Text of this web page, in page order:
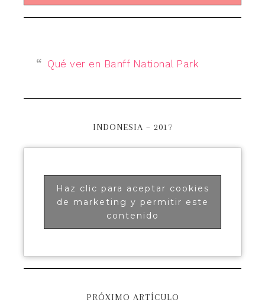
Qué ver en Banff National Park
INDONESIA – 2017
Haz clic para aceptar cookies
de marketing y permitir este
contenido
PRÓXIMO ARTÍCULO